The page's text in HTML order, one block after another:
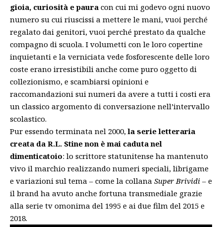
gioia, curiosità e paura con cui mi godevo ogni nuovo
numero su cui riuscissi a mettere le mani, vuoi perché
regalato dai genitori, vuoi perché prestato da qualche
compagno di scuola. I volumetti con le loro copertine
inquietanti e la verniciata vede fosforescente delle loro
coste erano irresistibili anche come puro oggetto di
collezionismo, e scambiarsi opinioni e
raccomandazioni sui numeri da avere a tutti i costi era
un classico argomento di conversazione nell’intervallo
scolastico.
Pur essendo terminata nel 2000,la serie letteraria
creata da R.L. Stine non è mai caduta nel
dimenticatoio: lo scrittore statunitense ha mantenuto
vivo il marchio realizzando numeri speciali, librigame
e variazioni sul tema – come la collana Super Brividi – e
il brand ha avuto anche fortuna transmediale grazie
alla serie tv omonima del 1995 e ai due film del 2015 e
2018.